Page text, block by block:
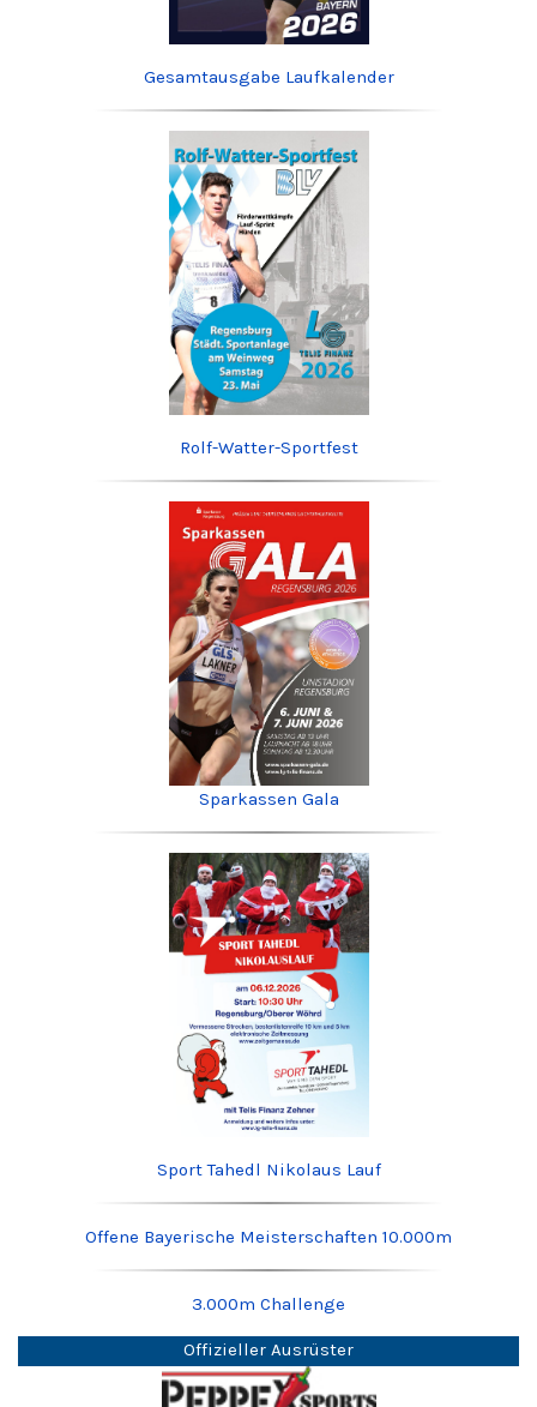
Gesamtausgabe Laufkalender
Rolf-Watter-Sportfest
Sparkassen Gala
Sport Tahedl Nikolaus Lauf
Offene Bayerische Meisterschaften 10.000m
3.000m Challenge
Offizieller Ausrüster